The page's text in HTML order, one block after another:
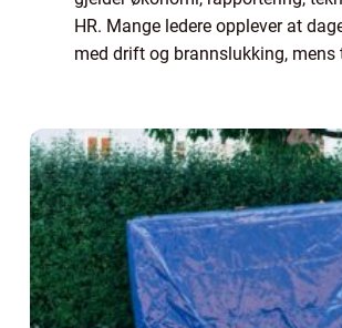
HR. Mange ledere opplever at
med drift og brannslukking, mens